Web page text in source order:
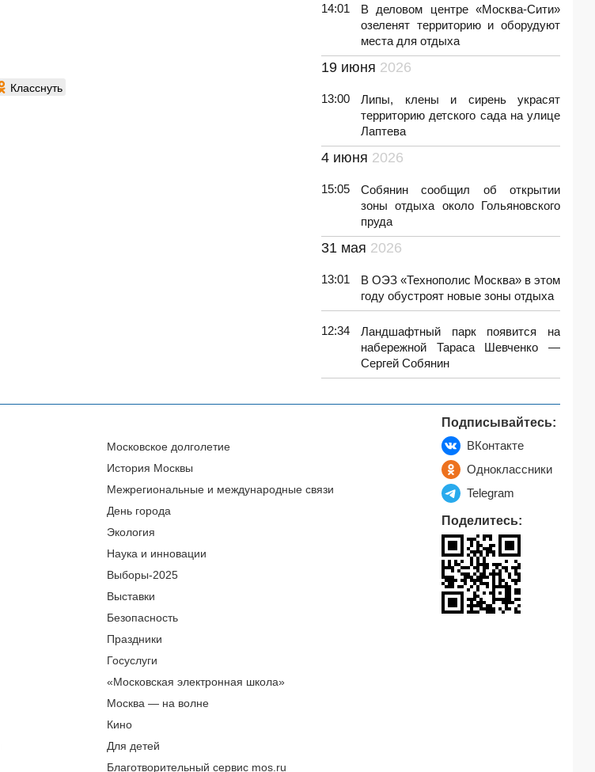
Класснуть
14:01
В деловом центре «Москва-Сити»
озеленят территорию и оборудуют
места для отдыха
19 июня 2026
13:00
Липы, клены и сирень украсят
территорию детского сада на улице
Лаптева
4 июня 2026
15:05
Собянин сообщил об открытии
зоны отдыха около Гольяновского
пруда
31 мая 2026
13:01
В ОЭЗ «Технополис Москва» в этом
году обустроят новые зоны отдыха
12:34
Ландшафтный парк появится на
набережной Тараса Шевченко —
Сергей Собянин
Московское долголетие
История Москвы
Межрегиональные и международные связи
День города
Экология
Наука и инновации
Выборы-2025
Выставки
Безопасность
Праздники
Госуслуги
«Московская электронная школа»
Москва — на волне
Кино
Для детей
Благотворительный сервис mos.ru
Подписывайтесь:
ВКонтакте
Одноклассники
Telegram
Поделитесь: